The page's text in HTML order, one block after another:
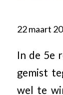
22 maart
In de 5e
gemist
wel te